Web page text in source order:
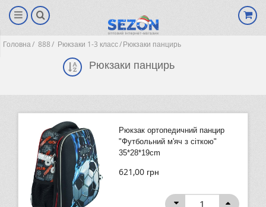
(0)
Головна 888 Рюкзаки 1-3 класс Рюкзаки панцирь
Рюкзаки панцирь
Рюкзак ортопедичний панцир
"Футбольний м'яч з сіткою"
35*28*19cm
621,00 грн